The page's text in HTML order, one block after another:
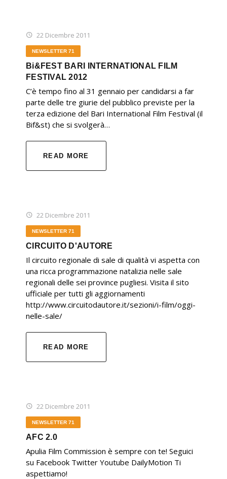
22 Dicembre 2011
NEWSLETTER 71
Bi&FEST BARI INTERNATIONAL FILM
FESTIVAL 2012
C’è tempo fino al 31 gennaio per candidarsi a far
parte delle tre giurie del pubblico previste per la
terza edizione del Bari International Film Festival (il
Bif&st) che si svolgerà…
READ MORE
22 Dicembre 2011
NEWSLETTER 71
CIRCUITO D'AUTORE
Il circuito regionale di sale di qualità vi aspetta con
una ricca programmazione natalizia nelle sale
regionali delle sei province pugliesi. Visita il sito
ufficiale per tutti gli aggiornamenti
http://www.circuitodautore.it/sezioni/i-film/oggi-
nelle-sale/
READ MORE
22 Dicembre 2011
NEWSLETTER 71
AFC 2.0
Apulia Film Commission è sempre con te! Seguici
su Facebook Twitter Youtube DailyMotion Ti
aspettiamo!